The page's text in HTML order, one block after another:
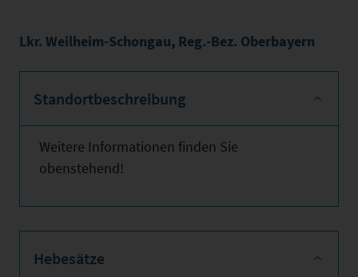
Lkr. Weilheim-Schongau, Reg.-Bez. Oberbayern
Standortbeschreibung
Weitere Informationen finden Sie
obenstehend!
Hebesätze